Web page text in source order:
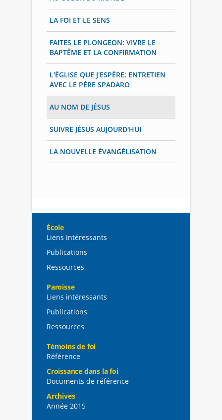
LA FOI ET LE SENS
FAITES LE PLONGEON: VIVRE LE
BAPTÊME ET LA CONFIRMATION
L'ÉGLISE QUE J'ESPÈRE: ENTRETIEN
AVEC LE PÈRE SPADARO
AU NOM DE JÉSUS
SUIVRE JÉSUS AUJOURD'HUI
LA NOUVELLE ÉVANGÉLISATION
École
Liens intéressants
Publications
Ressources
Paroisse
Liens intéressants
Publications
Ressources
Témoins de foi
Référence
Croissance dans la foi
Documents de référence
Archives
Année 2015